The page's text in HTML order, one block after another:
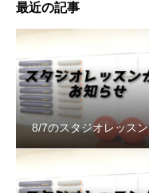
最近の記事
8/7のスタジオレッスン